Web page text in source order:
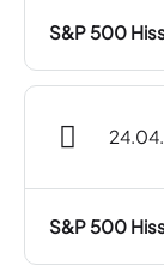
S&P 500
S&P 500